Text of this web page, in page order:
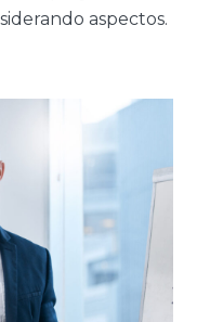
aspectos.